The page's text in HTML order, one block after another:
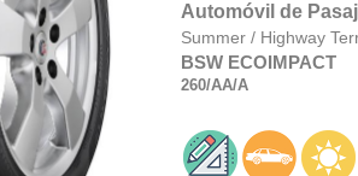
Automóvil de
Summer / Highway
BSW ECOIMPACT
260/AA/A